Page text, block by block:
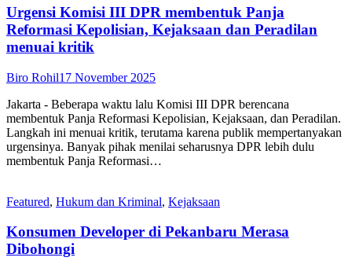
Urgensi Komisi III DPR membentuk Panja
Reformasi Kepolisian, Kejaksaan dan Peradilan
menuai kritik
Biro Rohil17 November 2025
Jakarta - Beberapa waktu lalu Komisi III DPR berencana
membentuk Panja Reformasi Kepolisian, Kejaksaan, dan Peradilan.
Langkah ini menuai kritik, terutama karena publik mempertanyakan
urgensinya. Banyak pihak menilai seharusnya DPR lebih dulu
membentuk Panja Reformasi…
Featured, Hukum dan Kriminal, Kejaksaan
Konsumen Developer di Pekanbaru Merasa
Dibohongi